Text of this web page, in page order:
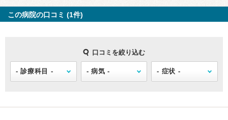
この病院の口コミ (1件)
口コミを絞り込む